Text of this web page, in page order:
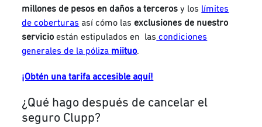
millones de pesos en daños a terceros y los límites
de coberturas así cómo lasexclusiones de nuestro
servicio están estipulados en las condiciones
generales de la póliza miituo.
¡Obtén una tarifa accesible aquí!
¿Qué hago después de cancelar el
seguro Clupp?